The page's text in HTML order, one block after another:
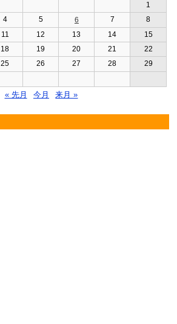
1
4 5 6 7
8
11 12 13 14
15
18 19 20 21
22
25 26 27 28
29
« 先月 今月 来月 »